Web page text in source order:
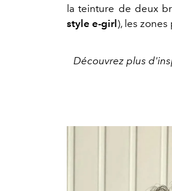
la teinture de deux
style e-girl), les
Découvrez plus